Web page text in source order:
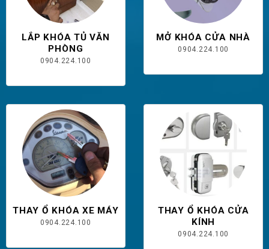
LẮP KHÓA TỦ VĂN
PHÒNG
0904.224.100
MỞ KHÓA CỬA NHÀ
0904.224.100
THAY Ổ KHÓA XE MÁY
0904.224.100
THAY Ổ KHÓA CỬA
KÍNH
0904.224.100